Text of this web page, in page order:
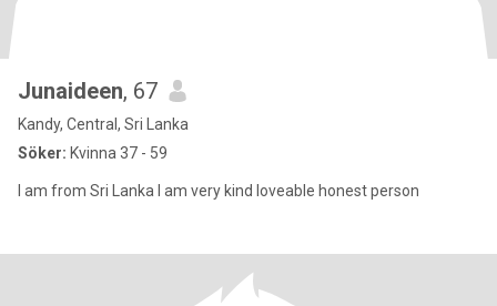
Junaideen, 67
Kandy, Central, Sri Lanka
Söker: Kvinna 37 - 59
I am from Sri Lanka I am very kind loveable honest person